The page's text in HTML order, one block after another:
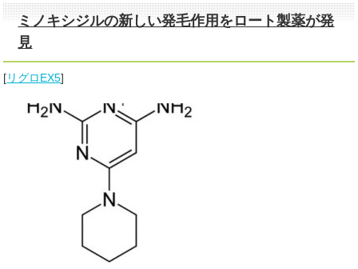
ミノキシジルの新しい発毛作用をロート製薬が発
見
[リグロEX5]